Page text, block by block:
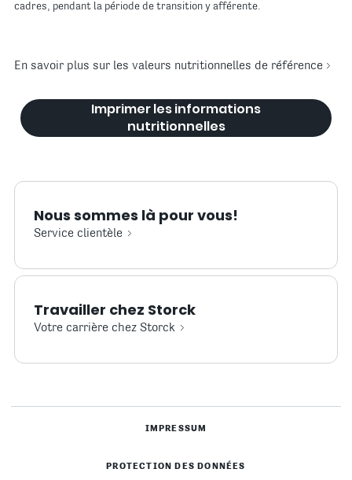
cadres, pendant la période de transition y afférente.
En savoir plus sur les valeurs nutritionnelles de référence
Imprimer les informations
nutritionnelles
Nous sommes là pour vous!
Service clientèle
Travailler chez Storck
Votre carrière chez Storck
IMPRESSUM
PROTECTION DES DONNÉES